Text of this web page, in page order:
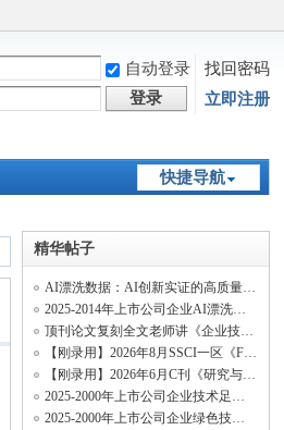
自动登录
找回密码
登录 立即注册
快捷导航
精华帖子
AI漂洗数据：AI创新实证的高质量纯净新变量
2025-2014年上市公司企业AI漂洗测算数据、招聘AI漂洗数据
顶刊论文复刻全文老师讲《企业技术网络结构与关键核心技术创新速度》（两阶段系统矩估
【刚录用】2026年8月SSCI一区《Finance Research Letters》投稿经验及录用流程
【刚录用】2026年6月C刊《研究与发展管理》投稿经验及录用流程
2025-2000年上市公司企业技术足迹相似度数据（行业技术足迹相似度、历史技术足迹相似
2025-2000年上市公司企业绿色技术足迹相似度数据（行业绿色技术足迹相似度、历史绿色